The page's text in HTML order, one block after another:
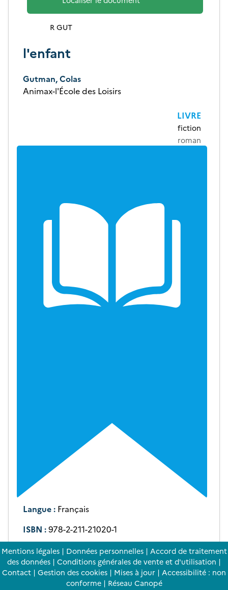
R GUT
l'enfant
Gutman, Colas
Animax-l'École des Loisirs
LIVRE
fiction
roman
Langue : Français
ISBN :978-2-211-21020-1
Mentions légales| Données personnelles| Accord de traitement
des données | Conditions générales de vente et d'utilisation |
Contact | Gestion des cookies | Mises à jour | Accessibilité : non
conforme| Réseau Canopé